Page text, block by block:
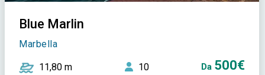
Blue Marlin
Marbella
11,80 m 10 Da 500€